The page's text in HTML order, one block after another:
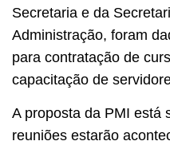
Secretaria e da
Administração, foram
para contratação de
capacitação de
A proposta da PMI está
reuniões estarão